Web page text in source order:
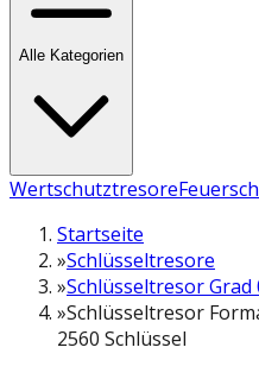
Alle Kategorien
Wertschutztresore
Startseite
»Schlüsseltresore
»Schlüsseltresor Grad
»Schlüsseltresor
2560 Schlüssel